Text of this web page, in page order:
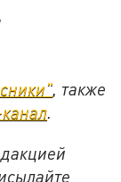
, также
.